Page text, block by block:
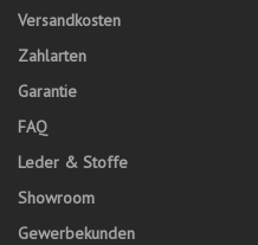
Versandkosten
Zahlarten
Garantie
FAQ
Leder & Stoffe
Showroom
Gewerbekunden